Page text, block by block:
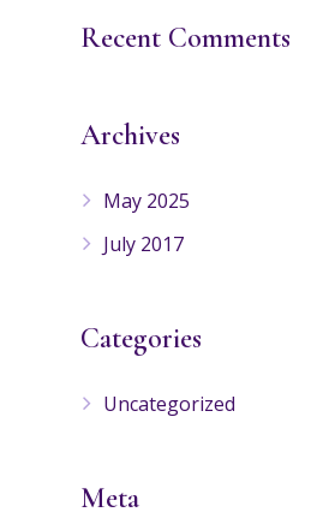
Recent Comments
Archives
May 2025
July 2017
Categories
Uncategorized
Meta